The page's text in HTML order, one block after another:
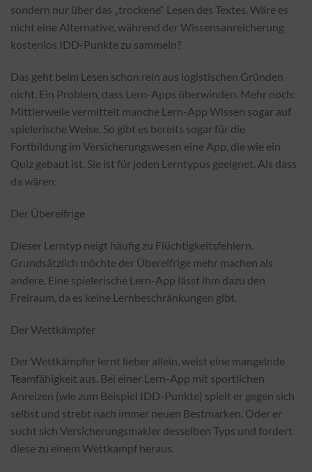
sondern nur über das „trockene“ Lesen des Textes. Wäre es
nicht eine Alternative, während der Wissensanreicherung
kostenlos IDD-Punkte zu sammeln?
Das geht beim Lesen schon rein aus logistischen Gründen
nicht. Ein Problem, dass Lern-Apps überwinden. Mehr noch:
Mittlerweile vermittelt manche Lern-App Wissen sogar auf
spielerische Weise. So gibt es bereits sogar für die
Fortbildung im Versicherungswesen eine App, die wie ein
Quiz gebaut ist. Sie ist für jeden Lerntypus geeignet. Als dass
da wären:
Der Übereifrige
Dieser Lerntyp neigt häufig zu Flüchtigkeitsfehlern.
Grundsätzlich möchte der Übereifrige mehr machen als
andere. Eine spielerische Lern-App lässt ihm dazu den
Freiraum, da es keine Lernbeschränkungen gibt.
Der Wettkämpfer
Der Wettkämpfer lernt lieber allein, weist eine mangelnde
Teamfähigkeit aus. Bei einer Lern-App mit sportlichen
Anreizen (wie zum Beispiel IDD-Punkte) spielt er gegen sich
selbst und strebt nach immer neuen Bestmarken. Oder er
sucht sich Versicherungsmakler desselben Typs und fordert
diese zu einem Wettkampf heraus.